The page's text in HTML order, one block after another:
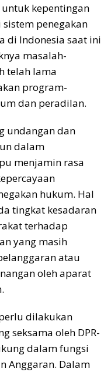
kepentingan
penegakan
di Indonesia saat ini
masalah-
telah lama
program-
dan peradilan.
undangan dan
dalam
menjamin rasa
hukum. Hal
tingkat kesadaran
terhadap
yang masih
atau
oleh aparat
dilakukan
seksama oleh DPR-
dalam fungsi
Anggaran. Dalam